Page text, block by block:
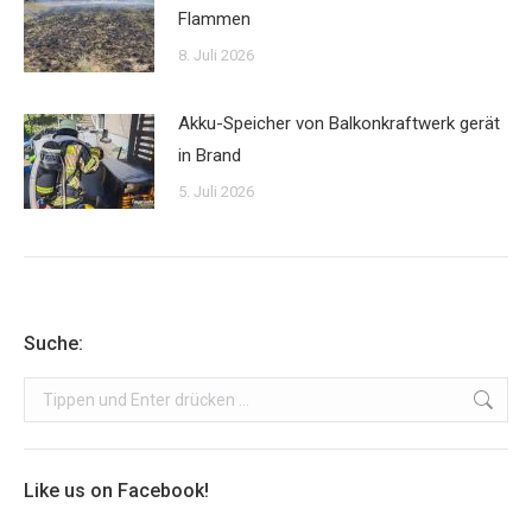
Flammen
8. Juli 2026
Akku-Speicher von Balkonkraftwerk gerät
in Brand
5. Juli 2026
Suche:
Search:
Like us on Facebook!